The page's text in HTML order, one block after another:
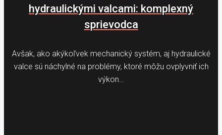
hydraulickými valcami: komplexný
sprievodca
Avšak, ako akýkoľvek mechanický systém, aj hydraulické
valce sú náchylné na problémy, ktoré môžu ovplyvniť ich
výkon…